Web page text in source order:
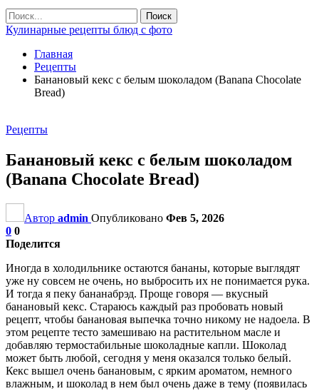
Кулинарные рецепты блюд с фото
Главная
Рецепты
Банановый кекс с белым шоколадом (Banana Chocolate
Bread)
Рецепты
Банановый кекс с белым шоколадом
(Banana Chocolate Bread)
Автор admin Опубликовано Фев 5, 2026
0 0
Поделится
Иногда в холодильнике остаются бананы, которые выглядят
уже ну совсем не очень, но выбросить их не понимается рука.
И тогда я пеку бананабрэд. Проще говоря — вкусный
банановый кекс. Стараюсь каждый раз пробовать новый
рецепт, чтобы банановая выпечка точно никому не надоела. В
этом рецепте тесто замешиваю на растительном масле и
добавляю термостабильные шоколадные капли. Шоколад
может быть любой, сегодня у меня оказался только белый.
Кекс вышел очень банановым, с ярким ароматом, немного
влажным, и шоколад в нем был очень даже в тему (появилась